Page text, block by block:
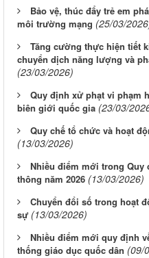
Bảo vệ, thúc đẩy trẻ em
môi trường mạng (25/03/
Tăng cường thực hiện tiết
chuyển dịch năng lượng và
(23/03/2026)
Quy định xử phạt vi phạm
biên giới quốc gia (23/03/
Quy chế tổ chức và hoạt
(13/03/2026)
Nhiều điểm mới trong
thông năm 2026 (13/03/2026)
Chuyển đổi số trong hoạt
sự (13/03/2026)
Nhiều điểm mới quy định
thống giáo dục quốc dân (09/